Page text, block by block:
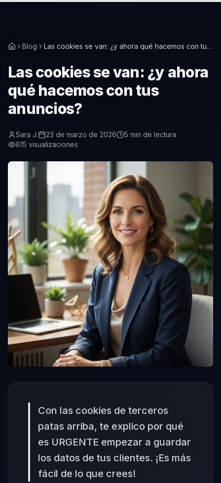
Blog
Las cookies se van: ¿y ahora qué hacemos con tus
Las cookies se van: ¿y ahora
qué hacemos con tus
anuncios?
Sara J. 23 de marzo de 2026 5 min de lectura
615 visualizaciones
Con las cookies de terceros
patas arriba, te explico por qué
es URGENTE empezar a guardar
los datos de tus clientes. ¡Es más
fácil de lo que crees!